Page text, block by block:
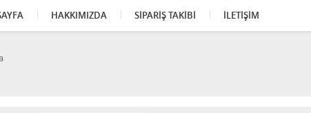
HAKKIMIZDA SİPARİŞ TAKİBİ İLETİŞİM